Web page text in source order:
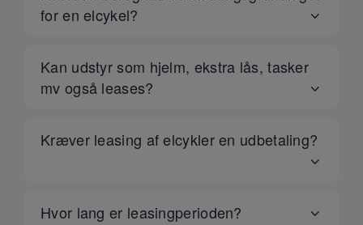
for en elcykel?
Kan udstyr som hjelm, ekstra lås, tasker
mv også leases?
Kræver leasing af elcykler en udbetaling?
Hvor lang er leasingperioden?